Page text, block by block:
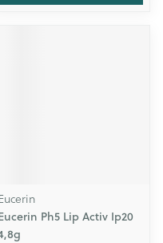
Ph5 Lip Activ Ip20